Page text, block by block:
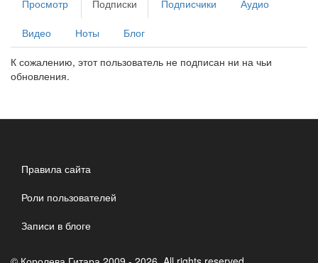
вкладки
Просмотр Подписки (активная
вкладка)
Подписчики Аудио
Видео Ноты Блог
К сожалению, этот пользователь не подписан ни на чьи
обновления.
Правила сайта
Роли пользователей
Записи в блоге